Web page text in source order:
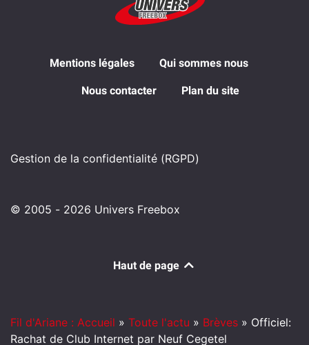
Mentions légales Qui sommes nous
Nous contacter Plan du site
Gestion de la confidentialité (RGPD)
© 2005 - 2026 Univers Freebox
Haut de page
Fil d'Ariane : Accueil » Toute l'actu » Brèves » Officiel:
Rachat de Club Internet par Neuf Cegetel